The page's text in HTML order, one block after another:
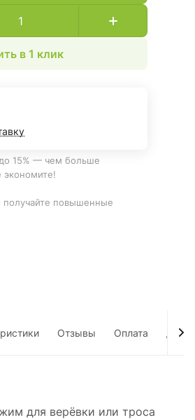
в 1 клик
15% — чем больше
экономите!
получайте повышенные
Отзывы Оплата
для верёвки или троса